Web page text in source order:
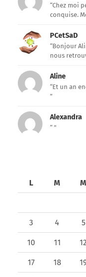
“Chez moi
conquise.
PCetSaD
“Bonjour
nous
Aline
“Et un an
”
Alexandra
“ ”
L
M M
3 4 5
10 11 12
17 18